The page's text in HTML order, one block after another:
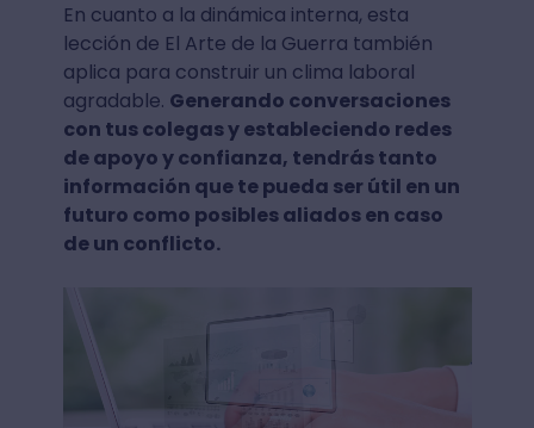
En cuanto a la dinámica interna, esta
lección de El Arte de la Guerra también
aplica para construir un clima laboral
agradable. Generando conversaciones
con tus colegas y estableciendo redes
de apoyo y confianza, tendrás tanto
información que te pueda ser útil en un
futuro como posibles aliados en caso
de un conflicto.